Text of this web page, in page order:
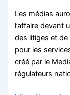
Les médias
l’affaire devant
des litiges et de
pour les
créé par le
régulateurs